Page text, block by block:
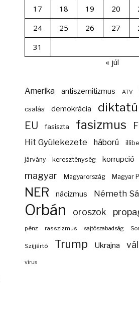
17
18 19 20
24
25 26 27
31
« júl
Amerika antiszemitizmus ATV
csalás demokrácia
EU fasiszta fasizmus
Hit Gyülekezete háború
járvány kereszténység korrupció
magyar Magyarország Magyar
NER nácizmus Németh
Orbán oroszok
pénz rasszizmus sajtószabadság
Szijjártó Trump Ukrajna
vírus